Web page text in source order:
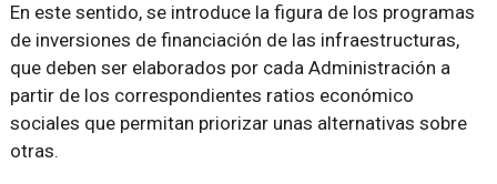
En este sentido, se introduce la figura de los programas
de inversiones de financiación de las infraestructuras,
que deben ser elaborados por cada Administración a
partir de los correspondientes ratios económico
sociales que permitan priorizar unas alternativas sobre
otras.